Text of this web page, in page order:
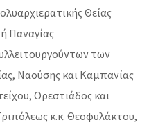
Θείας
Παναγίας
των
Ναούσης και Καμπανίας
Ορεστιάδος και
κ.κ. Θεοφυλάκτου,